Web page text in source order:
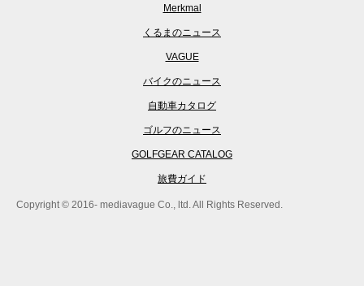
Merkmal
くるまのニュース
VAGUE
バイクのニュース
自動車カタログ
ゴルフのニュース
GOLFGEAR CATALOG
旅費ガイド
Copyright © 2016- mediavague Co., ltd. All Rights Reserved.